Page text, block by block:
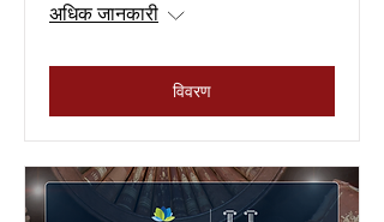
अधिक जानकारी
विवरण